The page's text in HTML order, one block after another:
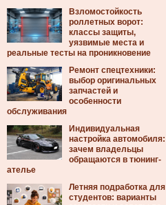
Взломостойкость
роллетных ворот:
классы защиты,
уязвимые места и
реальные тесты на проникновение
Ремонт спецтехники:
выбор оригинальных
запчастей и
особенности
обслуживания
Индивидуальная
настройка автомобиля:
зачем владельцы
обращаются в тюнинг-
ателье
Летняя подработка для
студентов: варианты